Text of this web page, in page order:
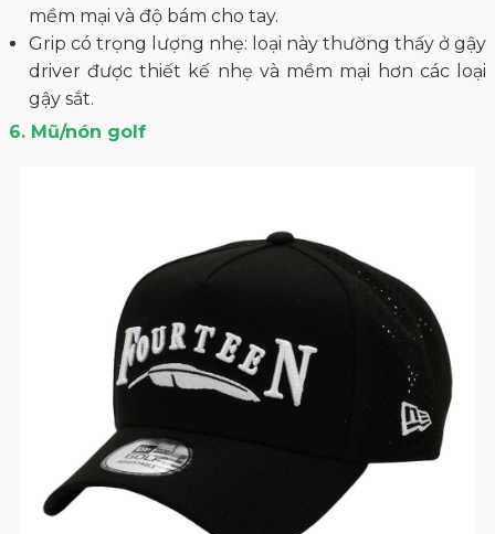
mềm mại và độ bám cho tay.
Grip có trọng lượng nhẹ: loại này thường thấy ở gậy
driver được thiết kế nhẹ và mềm mại hơn các loại
gậy sắt.
6. Mũ/nón golf